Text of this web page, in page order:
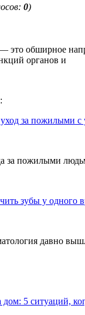
0)
это обширное
органов и
за пожилыми с
за пожилыми
зубы у одного
давно
5 ситуаций,